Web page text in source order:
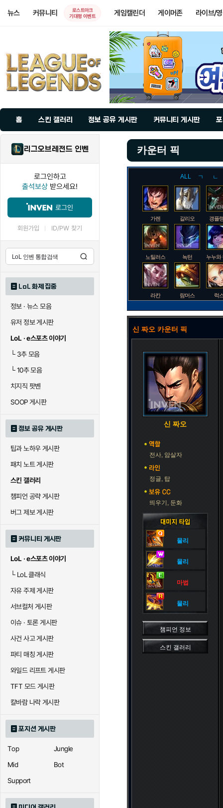
뉴스 커뮤니티
로스트아크
기대평 이벤트
게임캘린더 게이머존 라이브/
홈 스킨 갤러리 정보 공유 게시판 커뮤니티 게시판
리그오브레전드 인벤
로그인하고
출석보상 받으세요!
로그인
회원가입 ID/PW 찾기
LoL 화제 집중
정보 · 뉴스 모음
유저 정보 게시판
LoL · e스포츠 이야기
└3추 모음
└10추 모음
치지직 팟벤
SOOP 게시판
정보 공유 게시판
팁과 노하우 게시판
패치 노트 게시판
스킨 갤러리
챔피언 공략 게시판
버그 제보 게시판
커뮤니티 게시판
LoL · e스포츠 이야기
└LoL 클래식
자유 주제 게시판
서브컬처 게시판
이슈 · 토론 게시판
사건 사고 게시판
파티 매칭 게시판
와일드 리프트 게시판
TFT 모드 게시판
칼바람 나락 게시판
포지션 게시판
Top
Jungle
Mid
Bot
Support
카운터 픽
ALL ㄱ ㄴ
가렌 갈리오 갱플
노틸러스 녹턴 누누와
라칸 람머스 럭
로크 루시안
말자하 말파이트
바이 베이가
블라디미르
시비르 신 짜오
아칼리 아크샨
에코 엘리스
우르곳 워윅
신 짜오 카운터 픽
신 짜오
전사, 암살자
정글, 탑
띄우기, 둔화
물리
물리
마법
물리
챔피언 정보
스킨 갤러리